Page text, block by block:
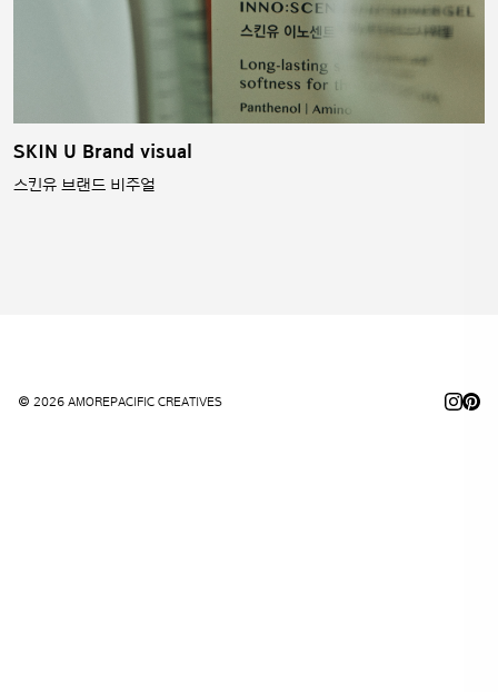
SKIN U Brand visual
스킨유 브랜드 비주얼
© 2026 AMOREPACIFIC CREATIVES